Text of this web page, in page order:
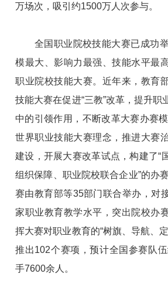
万场次，吸引约1500万人次参与。
全国职业院校技能大赛已成功举
模最大、影响力最强、技能水平最
职业院校技能大赛。近年来，教育
技能大赛在促进“三教”改革，提升职
中的引领作用，不断改革大赛办赛
世界职业技能大赛理念，推进大赛
建设，开展大赛改革试点，构建了“
组织保障、职业院校联合企业”的办
赛由教育部等35部门联合举办，对
家职业教育教学水平，突出院校办
挥大赛对职业教育的“树旗、导航、
推出102个赛项，预计全国参赛队
手7600余人。